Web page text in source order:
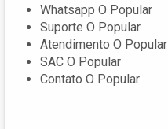
Whatsapp O Popular
Suporte O Popular
Atendimento O Popular
SAC O Popular
Contato O Popular